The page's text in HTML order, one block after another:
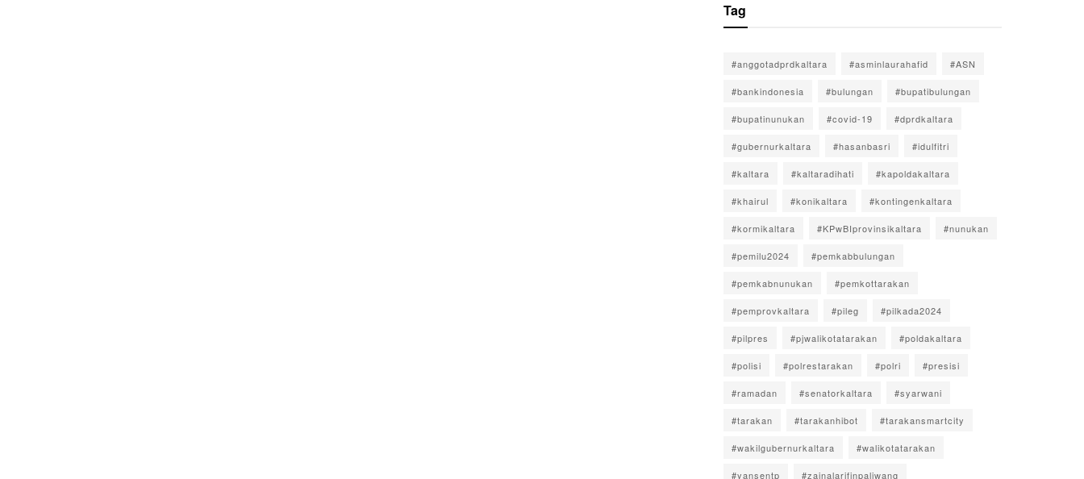
Tag
#anggotadprdkaltara #asminlaurahafid #ASN
#bankindonesia #bulungan #bupatibulungan
#bupatinunukan #covid-19 #dprdkaltara
#gubernurkaltara #hasanbasri #idulfitri
#kaltara #kaltaradihati #kapoldakaltara
#khairul #konikaltara #kontingenkaltara
#kormikaltara #KPwBIprovinsikaltara #nunukan
#pemilu2024 #pemkabbulungan
#pemkabnunukan #pemkottarakan
#pemprovkaltara #pileg #pilkada2024
#pilpres #pjwalikotatarakan #poldakaltara
#polisi #polrestarakan #polri #presisi
#ramadan #senatorkaltara #syarwani
#tarakan #tarakanhibot #tarakansmartcity
#wakilgubernurkaltara #walikotatarakan
#yansentp #zainalarifinpaliwang